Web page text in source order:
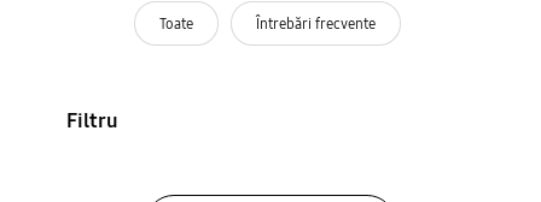
Toate Întrebări frecvente
Filtru